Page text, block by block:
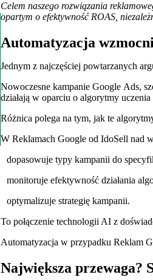
Celem naszego rozwiązania
opartym o efektywność ROAS,
Automatyzacja
Jednym z najczęściej powtarzanych
Nowoczesne kampanie Google Ads,
działają w oparciu o algorytmy
Różnica polega na tym, jak te
W Reklamach Google od IdoSell nad
dopasowuje typy kampanii do
monitoruje efektywność działania
optymalizuje strategię kampanii.
To połączenie technologii AI z
Automatyzacja w przypadku Reklam
Największa przewaga?